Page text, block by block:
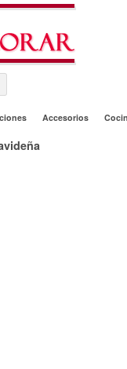
Accesorios